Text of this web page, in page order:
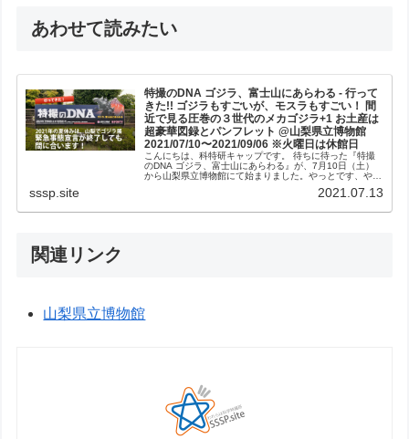
あわせて読みたい
特撮のDNA ゴジラ、富士山にあらわる - 行って
きた!! ゴジラもすごいが、モスラもすごい！ 間
近で見る圧巻の３世代のメカゴジラ+1 お土産は
超豪華図録とパンフレット @山梨県立博物館
2021/07/10〜2021/09/06 ※火曜日は休館日
こんにちは、科特研キャップです。 待ちに待った『特撮
のDNA ゴジラ、富士山にあらわる』が、7月10日（土）
から山梨県立博物館にて始まりました。やっとです、やっ
sssp.site 2021.07.13
関連リンク
山梨県立博物館